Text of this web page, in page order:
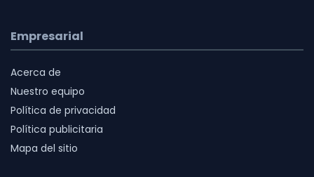
Empresarial
Acerca de
Nuestro equipo
Política de privacidad
Política publicitaria
Mapa del sitio